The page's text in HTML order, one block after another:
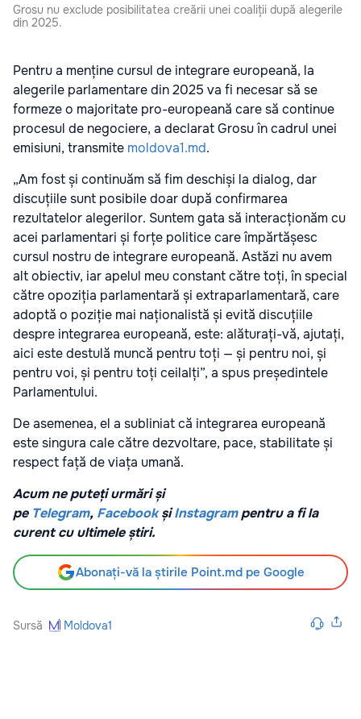
Grosu nu exclude posibilitatea creării unei coaliții după alegerile
din 2025.
Pentru a menține cursul de integrare europeană, la
alegerile parlamentare din 2025 va fi necesar să se
formeze o majoritate pro-europeană care să continue
procesul de negociere, a declarat Grosu în cadrul unei
emisiuni, transmite moldova1.md.
„Am fost și continuăm să fim deschiși la dialog, dar
discuțiile sunt posibile doar după confirmarea
rezultatelor alegerilor. Suntem gata să interacționăm cu
acei parlamentari și forțe politice care împărtășesc
cursul nostru de integrare europeană. Astăzi nu avem
alt obiectiv, iar apelul meu constant către toți, în special
către opoziția parlamentară și extraparlamentară, care
adoptă o poziție mai naționalistă și evită discuțiile
despre integrarea europeană, este: alăturați-vă, ajutați,
aici este destulă muncă pentru toți — și pentru noi, și
pentru voi, și pentru toți ceilalți”, a spus președintele
Parlamentului.
De asemenea, el a subliniat că integrarea europeană
este singura cale către dezvoltare, pace, stabilitate și
respect față de viața umană.
Acum ne puteți urmări și
pe Telegram, Facebook șiInstagrampentru a fi la
curent cu ultimele știri.
Abonați-vă la știrile Point.md pe Google
Sursă Moldova1